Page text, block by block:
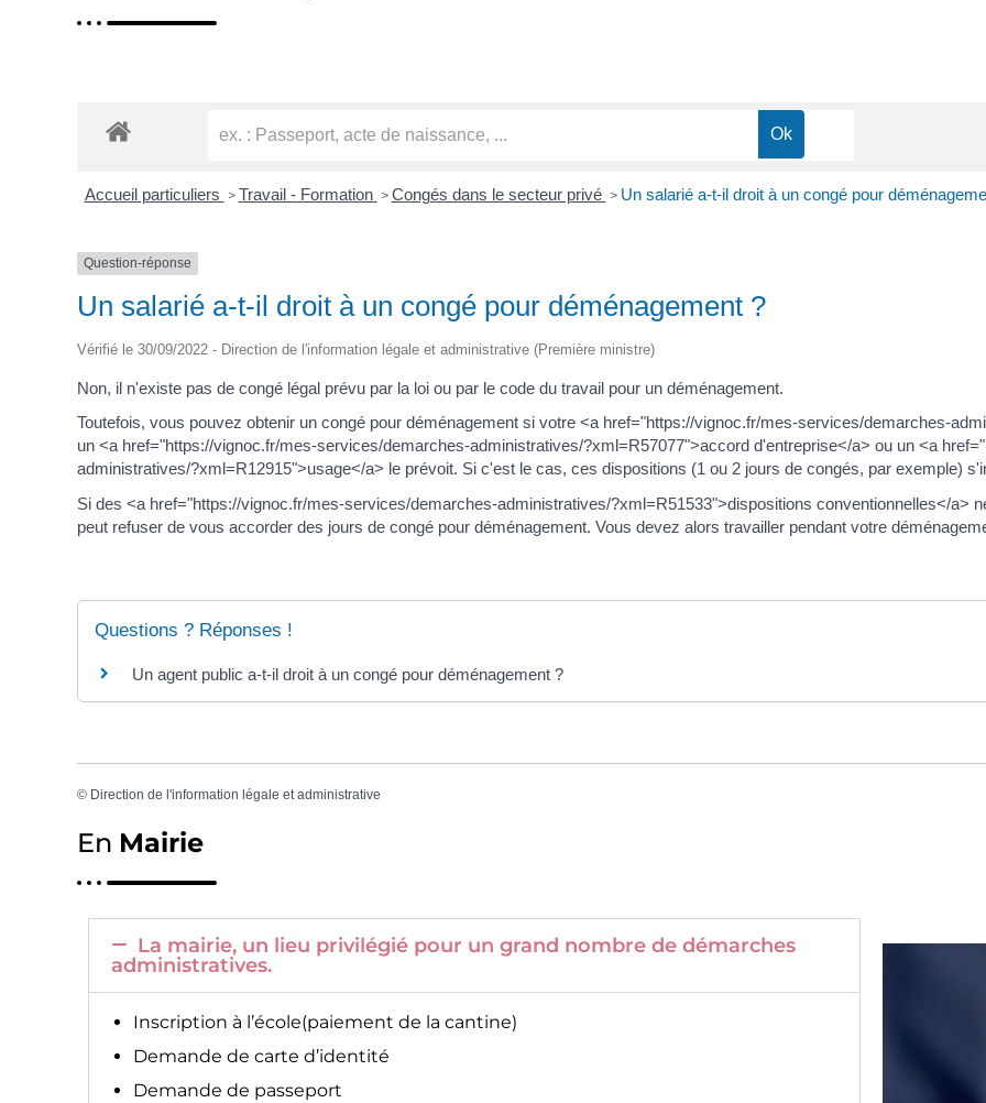
Accueil particuliers > Travail - Formation > Congés dans le secteur privé > Un salarié a-t-il droit à un congé pour
Question-réponse
Un salarié a-t-il droit à un congé pour déménagement ?
Vérifié le 30/09/2022 - Direction de l'information légale et administrative (Première ministre)
Non, il n'existe pas de congé légal prévu par la loi ou par le code du travail pour un déménagement.
Toutefois, vous pouvez obtenir un congé pour déménagement si votre <a href="https://vignoc.fr/mes-services/demarches-
un <a href="https://vignoc.fr/mes-services/demarches-administratives/?xml=R57077">accord d'entreprise</a> ou un <a
administratives/?xml=R12915">usage</a> le prévoit. Si c'est le cas, ces dispositions (1 ou 2 jours de congés, par exemple)
Si des <a href="https://vignoc.fr/mes-services/demarches-administratives/?xml=R51533">dispositions conventionnelles</a>
peut refuser de vous accorder des jours de congé pour déménagement. Vous devez alors travailler pendant votre
Questions ? Réponses !
Un agent public a-t-il droit à un congé pour déménagement ?
© Direction de l'information légale et administrative
En Mairie
La mairie, un lieu privilégié pour un grand nombre de démarches
administratives.
Inscription à l’école(paiement de la cantine)
Demande de carte d’identité
Demande de passeport